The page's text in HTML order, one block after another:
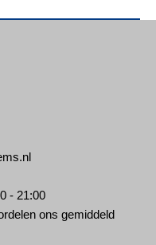
- 21:00
ons gemiddeld